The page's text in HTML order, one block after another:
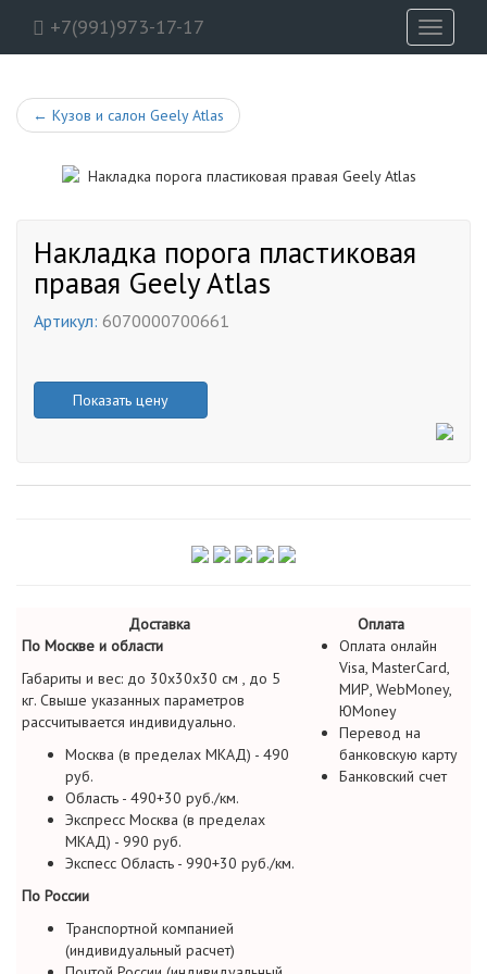
+7(991)973-17-17
Toggle
← Кузов и салон Geely Atlas
Накладка порога пластиковая
правая Geely Atlas
Артикул: 6070000700661
Показать цену
Доставка
Оплата
По Москве и области
Габариты и вес: до 30х30х30 см , до 5
кг. Свыше указанных параметров
рассчитывается индивидуально.
Москва (в пределах МКАД) - 490
руб.
Область - 490+30 руб./км.
Экспресс Москва (в пределах
МКАД) - 990 руб.
Экспесс Область - 990+30 руб./км.
По России
Транспортной компанией
(индивидуальный расчет)
Оплата онлайн
Visa, MasterCard,
МИР, WebMoney,
ЮMoney
Перевод на
банковскую карту
Банковский счет